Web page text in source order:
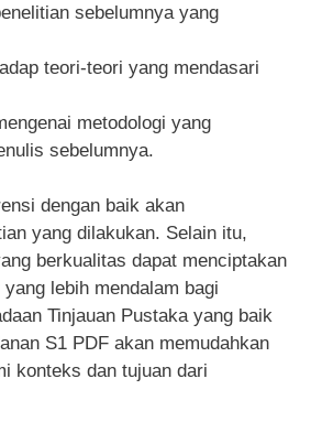
sebelumnya yang
teori-teori yang mendasari
metodologi yang
sebelumnya.
dengan baik akan
yang dilakukan. Selain itu,
berkualitas dapat menciptakan
lebih mendalam bagi
Tinjauan Pustaka yang baik
S1 PDF akan memudahkan
konteks dan tujuan dari